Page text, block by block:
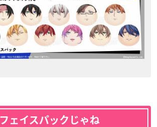
ェイスパックじゃね